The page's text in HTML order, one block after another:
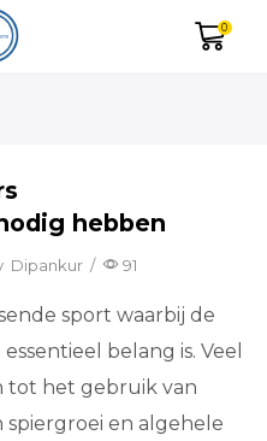
0
hebben
Dipankur / 91
sport waarbij de
belang is. Veel
tot het gebruik van
en algehele